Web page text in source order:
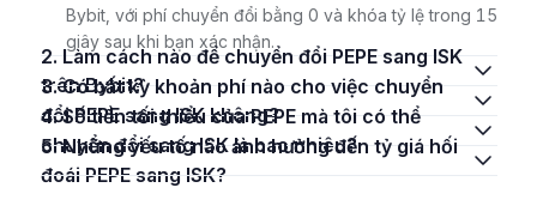
Bybit, với phí chuyển đổi bằng 0 và khóa tỷ lệ trong 15
giây sau khi bạn xác nhận.
2. Làm cách nào để chuyển đổi PEPE sang ISK
trên Bybit?
3. Có bất kỳ khoản phí nào cho việc chuyển
đổi PEPE sang ISK không?
4. Số tiền tối thiểu của PEPE mà tôi có thể
chuyển đổi sang ISK là bao nhiêu?
5. Những yếu tố nào ảnh hưởng đến tỷ giá hối
đoái PEPE sang ISK?